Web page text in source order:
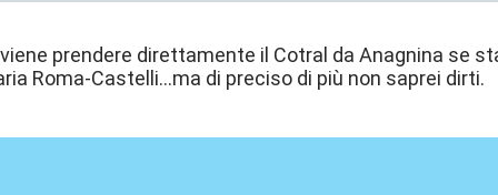
prendere direttamente il Cotral da Anagnina se
Roma-Castelli...ma di preciso di più non saprei dirti.